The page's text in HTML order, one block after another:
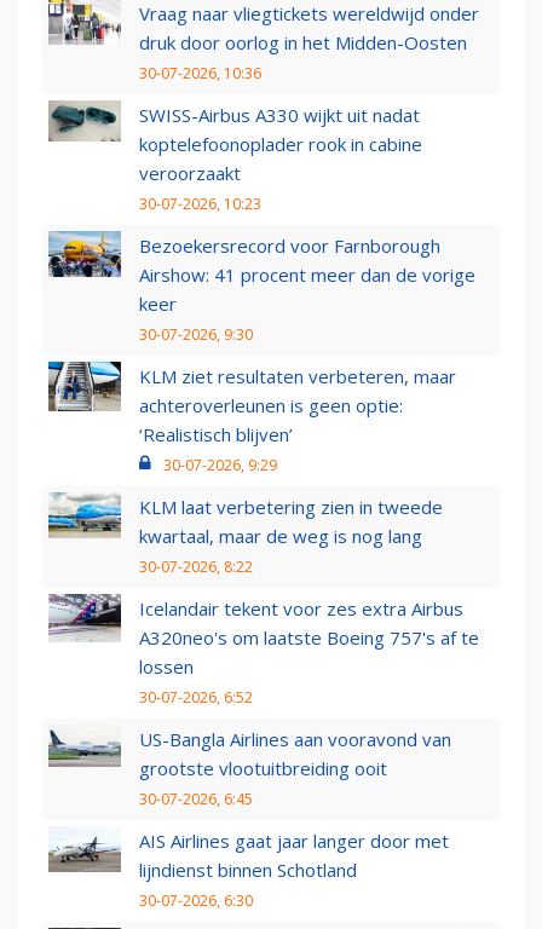
Vraag naar vliegtickets wereldwijd onder
druk door oorlog in het Midden-Oosten
30-07-2026, 10:36
SWISS-Airbus A330 wijkt uit nadat
koptelefoonoplader rook in cabine
veroorzaakt
30-07-2026, 10:23
Bezoekersrecord voor Farnborough
Airshow: 41 procent meer dan de vorige
keer
30-07-2026, 9:30
KLM ziet resultaten verbeteren, maar
achteroverleunen is geen optie:
‘Realistisch blijven’
30-07-2026, 9:29
KLM laat verbetering zien in tweede
kwartaal, maar de weg is nog lang
30-07-2026, 8:22
Icelandair tekent voor zes extra Airbus
A320neo's om laatste Boeing 757's af te
lossen
30-07-2026, 6:52
US-Bangla Airlines aan vooravond van
grootste vlootuitbreiding ooit
30-07-2026, 6:45
AIS Airlines gaat jaar langer door met
lijndienst binnen Schotland
30-07-2026, 6:30